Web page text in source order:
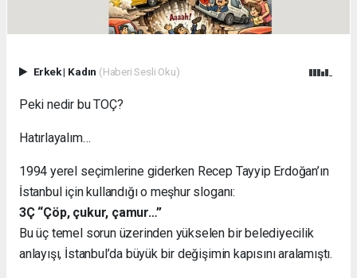
Erkek| Kadın (Haberi Sesli Oku)
Peki nedir bu TOÇ?
Hatırlayalım…
1994 yerel seçimlerine giderken Recep Tayyip Erdoğan’ın
İstanbul için kullandığı o meşhur sloganı:
3Ç “Çöp, çukur, çamur…”
Bu üç temel sorun üzerinden yükselen bir belediyecilik
anlayışı, İstanbul’da büyük bir değişimin kapısını aralamıştı.